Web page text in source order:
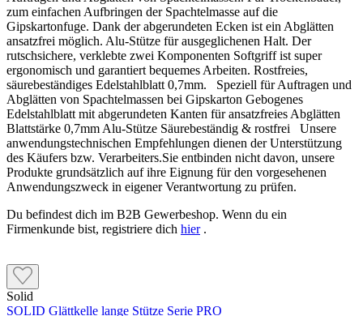
zum einfachen Aufbringen der Spachtelmasse auf die
Gipskartonfuge. Dank der abgerundeten Ecken ist ein Abglätten
ansatzfrei möglich. Alu-Stütze für ausgeglichenen Halt. Der
rutschsichere, verklebte zwei Komponenten Softgriff ist super
ergonomisch und garantiert bequemes Arbeiten. Rostfreies,
säurebeständiges Edelstahlblatt 0,7mm. Speziell für Auftragen und
Abglätten von Spachtelmassen bei Gipskarton Gebogenes
Edelstahlblatt mit abgerundeten Kanten für ansatzfreies Abglätten
Blattstärke 0,7mm Alu-Stütze Säurebeständig & rostfrei Unsere
anwendungstechnischen Empfehlungen dienen der Unterstützung
des Käufers bzw. Verarbeiters.Sie entbinden nicht davon, unsere
Produkte grundsätzlich auf ihre Eignung für den vorgesehenen
Anwendungszweck in eigener Verantwortung zu prüfen.
Du befindest dich im B2B Gewerbeshop. Wenn du ein
Firmenkunde bist, registriere dich hier.
Solid
SOLID Glättkelle lange Stütze Serie PRO